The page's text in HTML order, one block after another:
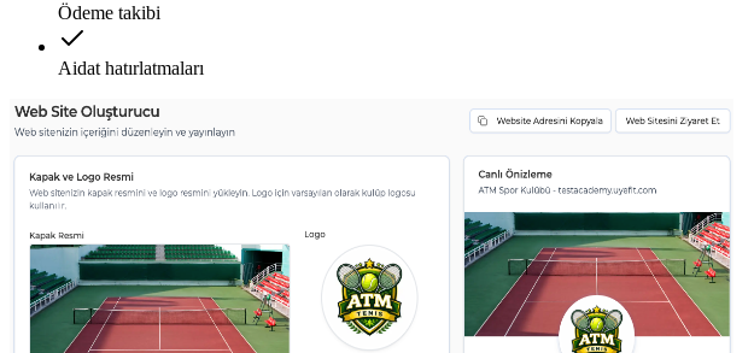
Ödeme takibi
Aidat hatırlatmaları